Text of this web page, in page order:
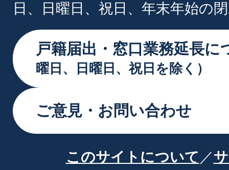
日、日曜日、祝日、年末年始の
戸籍届出・窓口業務延長に
曜日、日曜日、祝日を除く）
ご意見・お問い合わせ
このサイトについて